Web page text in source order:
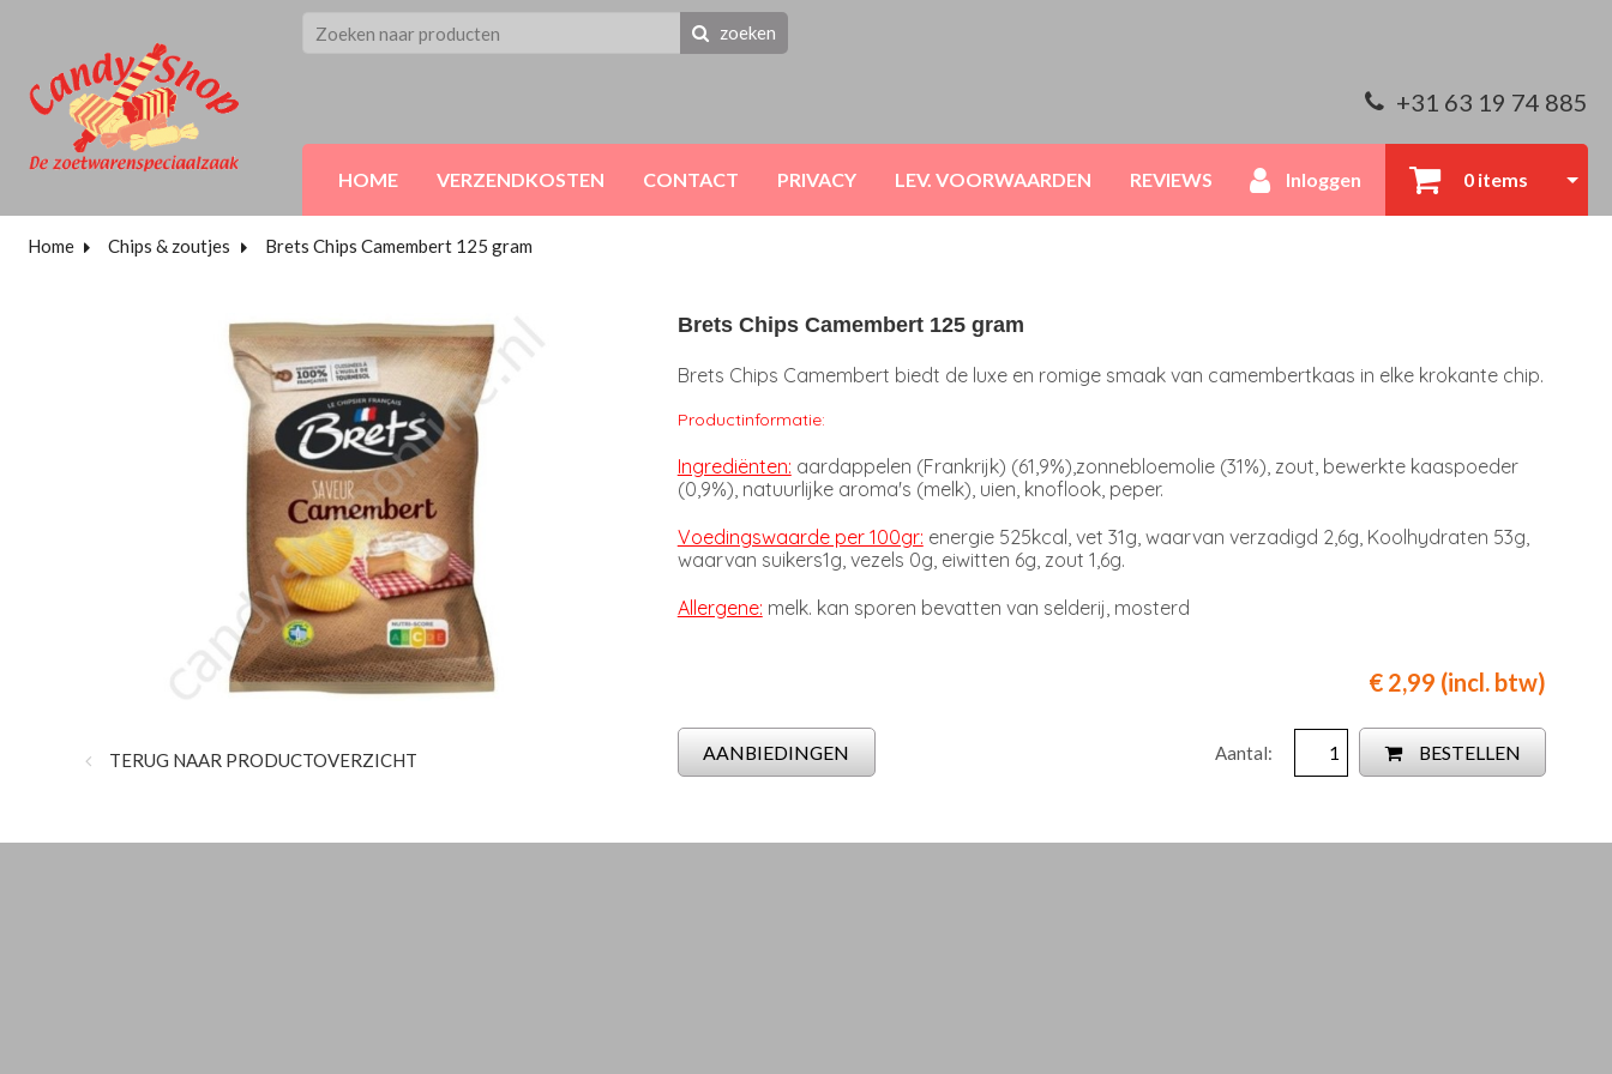
zoeken
+31 63 19 74 885
HOME VERZENDKOSTEN CONTACT PRIVACY LEV. VOORWAARDEN REVIEWS Inloggen 0 items
Home Chips & zoutjes Brets Chips Camembert 125 gram
TERUG NAAR PRODUCTOVERZICHT
Brets Chips Camembert 125 gram
Brets Chips Camembert biedt de luxe en romige smaak van camembertkaas in elke krokante chip.
Productinformatie:
Ingrediënten: aardappelen (Frankrijk) (61,9%),zonnebloemolie (31%), zout, bewerkte kaaspoeder
(0,9%), natuurlijke aroma's (melk), uien, knoflook, peper.
Voedingswaarde per 100gr: energie 525kcal, vet 31g, waarvan verzadigd 2,6g, Koolhydraten 53g,
waarvan suikers1g, vezels 0g, eiwitten 6g, zout 1,6g.
Allergene: melk. kan sporen bevatten van selderij, mosterd
€ 2,99 (incl. btw)
Aantal: BESTELLEN
AANBIEDINGEN